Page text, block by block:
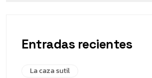
Entradas recientes
La caza sutil